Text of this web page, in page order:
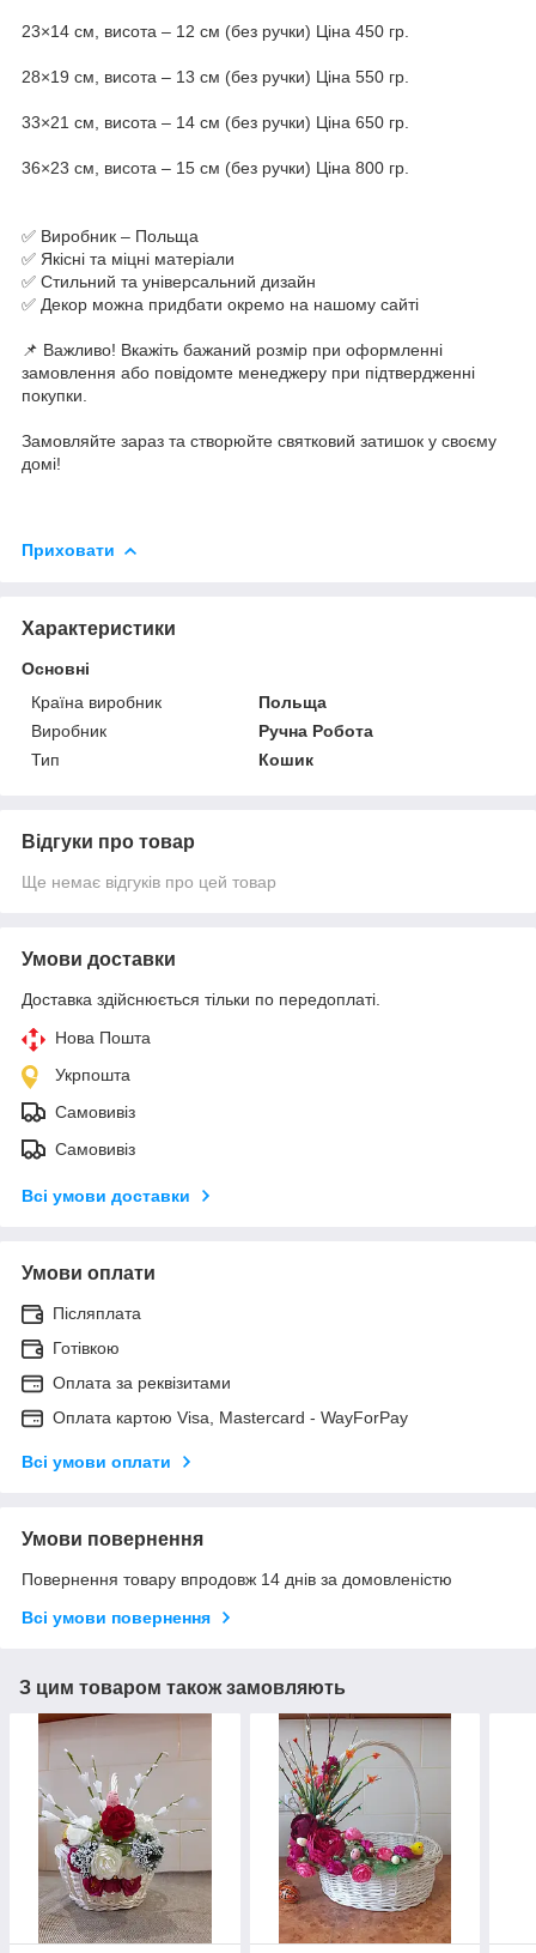
23×14 см, висота – 12 см (без ручки) Ціна 450 гр.
28×19 см, висота – 13 см (без ручки) Ціна 550 гр.
33×21 см, висота – 14 см (без ручки) Ціна 650 гр.
36×23 см, висота – 15 см (без ручки) Ціна 800 гр.
✅ Виробник – Польща
✅ Якісні та міцні матеріали
✅ Стильний та універсальний дизайн
✅ Декор можна придбати окремо на нашому сайті
📌 Важливо! Вкажіть бажаний розмір при оформленні
замовлення або повідомте менеджеру при підтвердженні
покупки.
Замовляйте зараз та створюйте святковий затишок у своєму
домі!
Приховати
Характеристики
Основні
Країна виробник
Польща
Виробник
Ручна Робота
Тип
Кошик
Відгуки про товар
Ще немає відгуків про цей товар
Умови доставки
Доставка здійснюється тільки по передоплаті.
Нова Пошта
Укрпошта
Самовивіз
Самовивіз
Всі умови доставки
Умови оплати
Післяплата
Готівкою
Оплата за реквізитами
Оплата картою Visa, Mastercard - WayForPay
Всі умови оплати
Умови повернення
Повернення товару впродовж 14 днів за домовленістю
Всі умови повернення
З цим товаром також замовляють